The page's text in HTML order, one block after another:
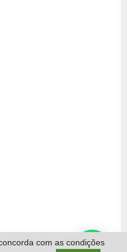
com as condições